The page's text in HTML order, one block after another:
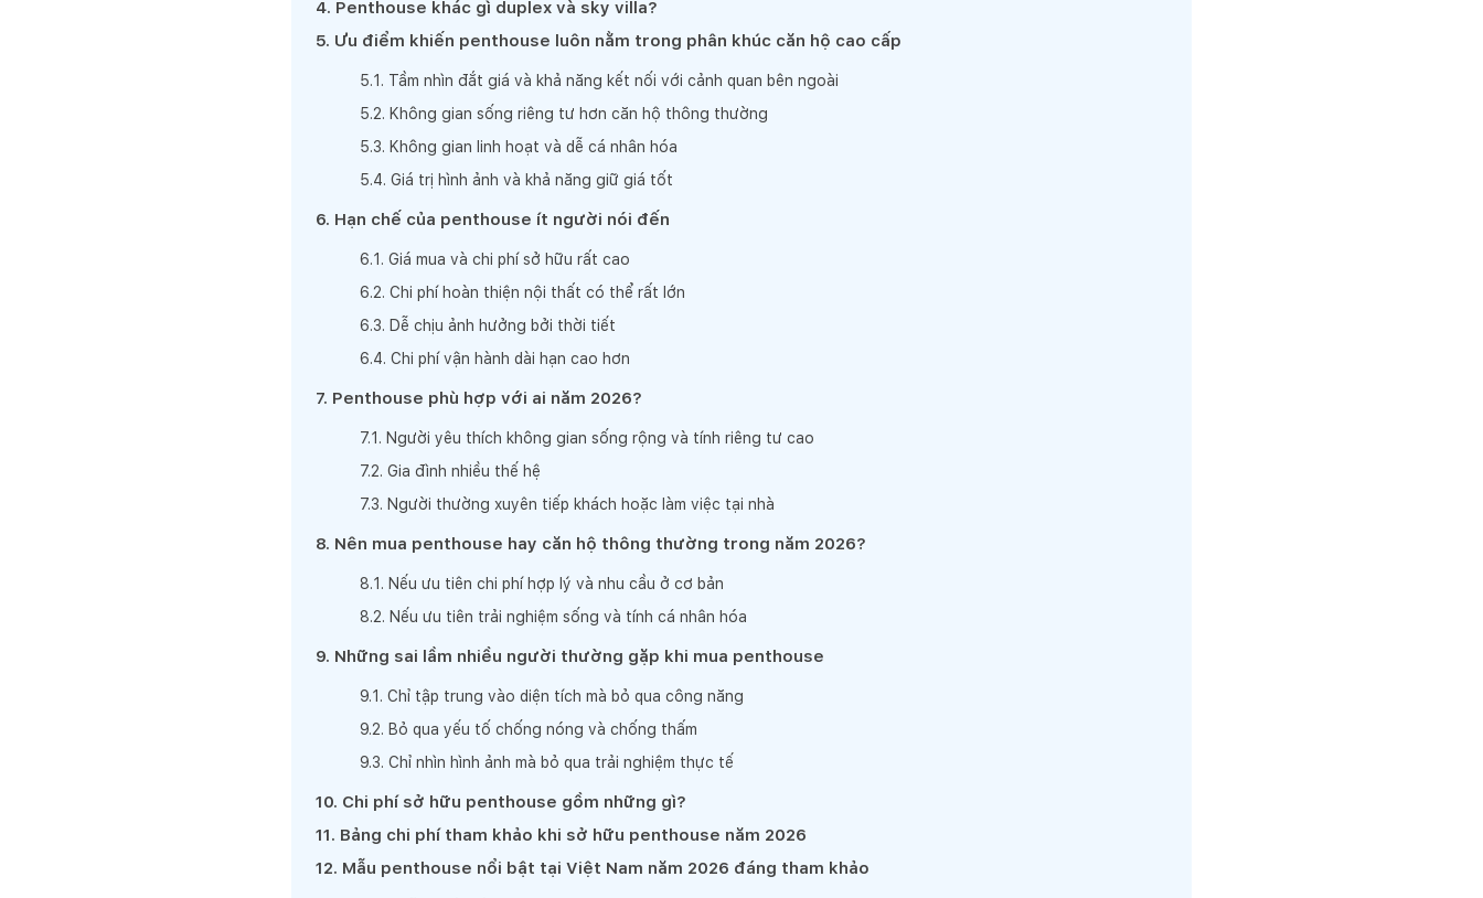
4. Penthouse khác gì duplex và sky villa?
5. Ưu điểm khiến penthouse luôn nằm trong phân khúc căn hộ cao cấp
5.1 . Tầm nhìn đắt giá và khả năng kết nối với cảnh quan bên ngoài
5.2. Không gian sống riêng tư hơn căn hộ thông thường
5.3. Không gian linh hoạt và dễ cá nhân hóa
5.4. Giá trị hình ảnh và khả năng giữ giá tốt
6. Hạn chế của penthouse ít người nói đến
6.1 . Giá mua và chi phí sở hữu rất cao
6.2. Chi phí hoàn thiện nội thất có thể rất lớn
6.3. Dễ chịu ảnh hưởng bởi thời tiết
6.4. Chi phí vận hành dài hạn cao hơn
7. Penthouse phù hợp với ai năm 2026?
7.1 . Người yêu thích không gian sống rộng và tính riêng tư cao
7.2. Gia đình nhiều thế hệ
7.3. Người thường xuyên tiếp khách hoặc làm việc tại nhà
8. Nên mua penthouse hay căn hộ thông thường trong năm 2026?
8.1 . Nếu ưu tiên chi phí hợp lý và nhu cầu ở cơ bản
8.2. Nếu ưu tiên trải nghiệm sống và tính cá nhân hóa
9. Những sai lầm nhiều người thường gặp khi mua penthouse
9.1 . Chỉ tập trung vào diện tích mà bỏ qua công năng
9.2. Bỏ qua yếu tố chống nóng và chống thấm
9.3. Chỉ nhìn hình ảnh mà bỏ qua trải nghiệm thực tế
10. Chi phí sở hữu penthouse gồm những gì?
11. Bảng chi phí tham khảo khi sở hữu penthouse năm 2026
12. Mẫu penthouse nổi bật tại Việt Nam năm 2026 đáng tham khảo